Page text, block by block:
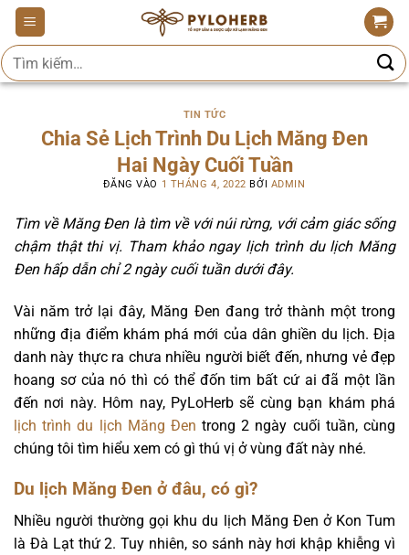
Bỏ
qua
nội
dung
Tìm
kiếm:
TIN TỨC
Chia Sẻ Lịch Trình Du Lịch Măng Đen
Hai Ngày Cuối Tuần
ĐĂNG VÀO 1 THÁNG 4, 2022 BỞI ADMIN
Tìm về Măng Đen là tìm về với núi rừng, với cảm giác sống
chậm thật thi vị. Tham khảo ngay lịch trình du lịch Măng
Đen hấp dẫn chỉ 2 ngày cuối tuần dưới đây.
Vài năm trở lại đây, Măng Đen đang trở thành một trong
những địa điểm khám phá mới của dân ghiền du lịch. Địa
danh này thực ra chưa nhiều người biết đến, nhưng vẻ đẹp
hoang sơ của nó thì có thể đốn tim bất cứ ai đã một lần
đến nơi này. Hôm nay, PyLoHerb sẽ cùng bạn khám phá
lịch trình du lịch Măng Đen trong 2 ngày cuối tuần, cùng
chúng tôi tìm hiểu xem có gì thú vị ở vùng đất này nhé.
Du lịch Măng Đen ở đâu, có gì?
Nhiều người thường gọi khu du lịch Măng Đen ở Kon Tum
là Đà Lạt thứ 2. Tuy nhiên, so sánh này hơi khập khiễng vì